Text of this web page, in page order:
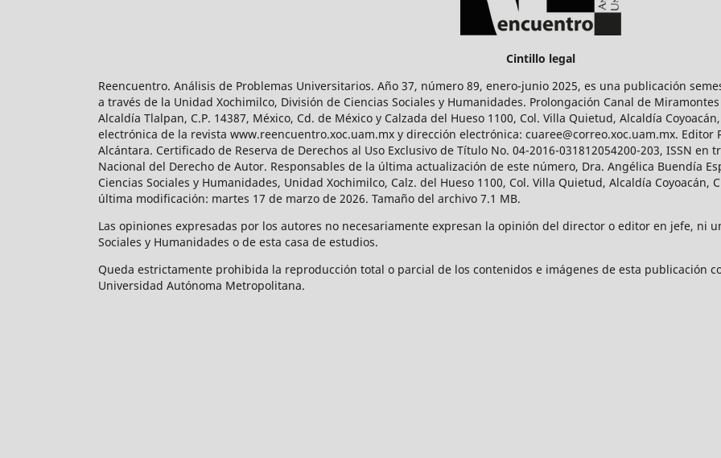
Cintillo legal
Reencuentro. Análisis de Problemas Universitarios. Año 37, número 89, enero-junio 2025, es una publicación
a través de la Unidad Xochimilco, División de Ciencias Sociales y Humanidades. Prolongación Canal de Miramontes
Alcaldía Tlalpan, C.P. 14387, México, Cd. de México y Calzada del Hueso 1100, Col. Villa Quietud, Alcaldía
electrónica de la revista www.reencuentro.xoc.uam.mx y dirección electrónica: cuaree@correo.xoc.uam.mx. Editor
Alcántara. Certificado de Reserva de Derechos al Uso Exclusivo de Título No. 04-2016-031812054200-203, ISSN
Nacional del Derecho de Autor. Responsables de la última actualización de este número, Dra. Angélica Buendía
Ciencias Sociales y Humanidades, Unidad Xochimilco, Calz. del Hueso 1100, Col. Villa Quietud, Alcaldía Coyoacán,
última modificación: martes 17 de marzo de 2026. Tamaño del archivo 7.1 MB.
Las opiniones expresadas por los autores no necesariamente expresan la opinión del director o editor en jefe, ni
Sociales y Humanidades o de esta casa de estudios.
Queda estrictamente prohibida la reproducción total o parcial de los contenidos e imágenes de esta publicación
Universidad Autónoma Metropolitana.